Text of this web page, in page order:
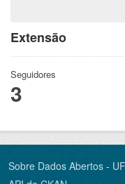
Extensão
Seguidores
3
Sobre Dados Abertos -